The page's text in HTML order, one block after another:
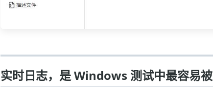
实时日志，是 Windows 测试中最容易